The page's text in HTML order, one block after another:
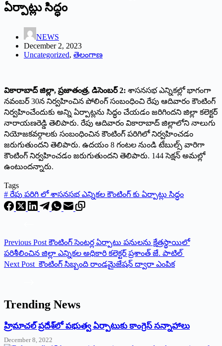
ఏర్పాట్లు సిద్ధం
NEWS
December 2, 2023
Uncategorized, తెలంగాణ
వికారాబాద్ జిల్లా, ప్రజాతంత్ర, డిసెంబర్ 2: శాసనసభ ఎన్నికల్లో భాగంగా
నవంబర్ 30న నిర్వహించిన పోలింగ్ సంబంధించి రేపు ఆదివారం కౌంటింగ్
నిర్వహించేందుకు అన్ని ఏర్పాట్లను సిద్ధం చేయడం జరిగిందని జిల్లా కలెక్టర్
నారాయణరెడ్డి తెలిపారు. రేపు ఆదివారం వికారాబాద్ జిల్లాలోని నాలుగు
నియోజకవర్గాలకు సంబంధించిన కౌంటింగ్ పరిగిలో నిర్వహించడం
జరుగుతుందని తెలిపారు. ఉదయం 8 గంటల నుండి టేబుల్స్ వారిగా
కౌంటింగ్ నిర్వహించడం జరుగుతుందని తెలిపారు. 144 సెక్షన్ అమల్లో
ఉంటుందన్నారు.
Tags
# రేపు పరిగి లో శాసనసభ ఎన్నికల కౌంటింగ్ కు ఏర్పాట్లు సిద్ధం
Previous Post కౌంటింగ్ సెంటర్ల ఏర్పాటు పనులను క్షేత్రస్థాయిలో
పరిశీలించిన జిల్లా ఎన్నికల అధికారి కలెక్టర్ ప్రశాంత్ జే. పాటిల్
Next Post కౌంటింగ్ సిబ్బంది రాండమైజేషన్ ద్వారా ఎంపిక
Trending News
‌హ్రిమాచల్‌ ‌ప్రదేశ్‌లో పభుత్వ ఏర్పాటుకు కాంగ్రెస్‌ ‌సన్నాహాలు
December 8, 2022